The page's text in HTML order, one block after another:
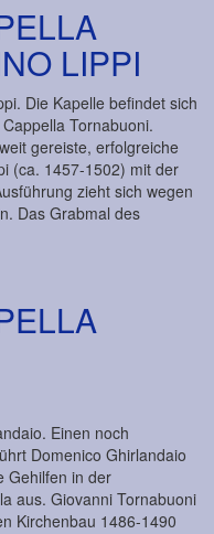
LIPPI
Die Kapelle befindet sich
Tornabuoni.
gereiste, erfolgreiche
(ca. 1457-1502) mit der
zieht sich wegen
Das Grabmal des
Einen noch
Domenico Ghirlandaio
Gehilfen in der
aus. Giovanni Tornabuoni
Kirchenbau 1486-1490